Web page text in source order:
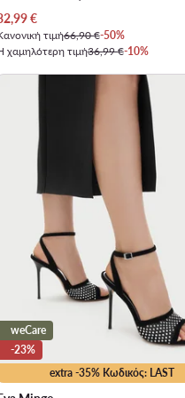
τιμή
€
τιμή66,90 €-50%
χαμηλότερη τιμή36,99 €-10%
extra -35% Κωδικός: LAST
weCare
-23%